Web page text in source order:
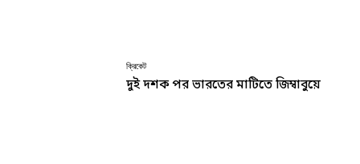
ক্রিকেট
দুই দশক পর ভারতের মাটিতে জিম্বাবুয়ে